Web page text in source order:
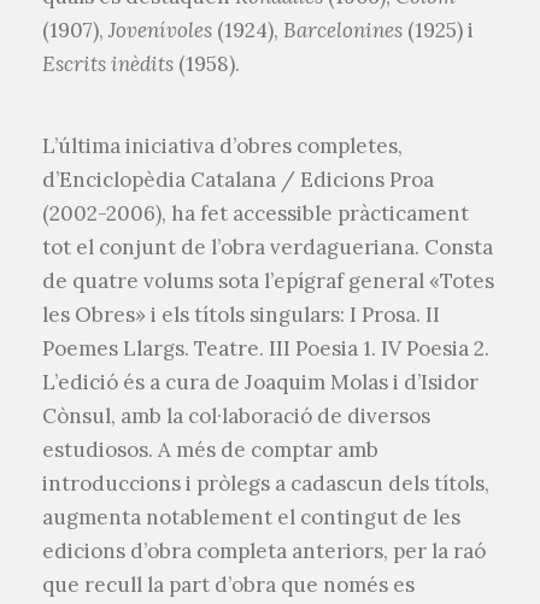
(1907), Jovenívoles (1924), Barcelonines (1925) i
Escrits inèdits (1958).
L’última iniciativa d’obres completes,
d’Enciclopèdia Catalana / Edicions Proa
(2002-2006), ha fet accessible pràcticament
tot el conjunt de l’obra verdagueriana. Consta
de quatre volums sota l’epígraf general «Totes
les Obres» i els títols singulars: I Prosa. II
Poemes Llargs. Teatre. III Poesia 1. IV Poesia 2.
L’edició és a cura de Joaquim Molas i d’Isidor
Cònsul, amb la col·laboració de diversos
estudiosos. A més de comptar amb
introduccions i pròlegs a cadascun dels títols,
augmenta notablement el contingut de les
edicions d’obra completa anteriors, per la raó
que recull la part d’obra que només es